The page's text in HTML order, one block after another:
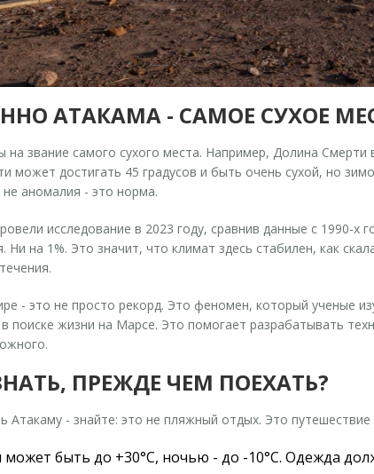
АТАКАМА - САМОЕ СУХОЕ
на звание самого сухого места. Например, Долина
может достигать 45 градусов и быть очень сухой, но
аномалия - это норма.
исследование в 2023 году, сравнив данные с 1990-
Ни на 1%. Это значит, что климат здесь стабилен, как
- это не просто рекорд. Это феномен, который ученые
поиске жизни на Марсе. Это помогает разрабатывать
ПРЕЖДЕ ЧЕМ ПОЕХАТЬ?
Атакаму - знайте: это не пляжный отдых. Это
может быть до +30°C, ночью - до -10°C. Одежда